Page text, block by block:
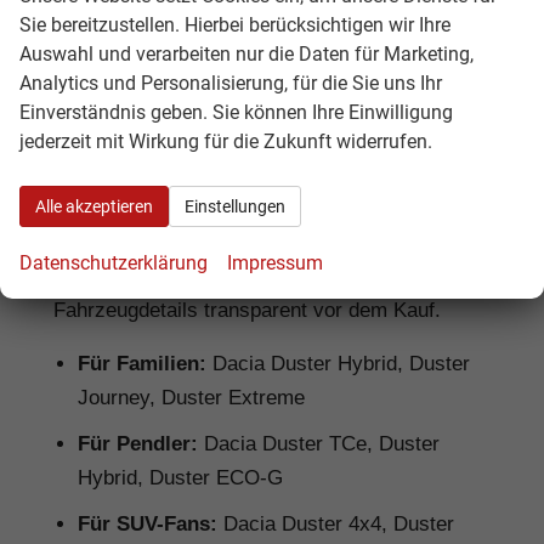
Dacia Duster Reimport: Für wen lohnt
sich das?
Dacia Duster Reimport
besonders für Käufer, die ein robustes SUV mit
gutem Preis-Leistungs-Verhältnis suchen.
Hamburgcars prüft Ausstattung, Motorisierung,
Lieferzeit, Garantiebedingungen und
Fahrzeugdetails transparent vor dem Kauf.
Für Familien: Dacia Duster Hybrid, Duster
Journey, Duster Extreme
Für Pendler: Dacia Duster TCe, Duster
Hybrid, Duster ECO-G
Für SUV-Fans: Dacia Duster 4x4, Duster
Sie bereitzustellen. Hierbei berücksichtigen wir Ihre
Auswahl und verarbeiten nur die Daten für Marketing,
Analytics und Personalisierung, für die Sie uns Ihr
Einverständnis geben. Sie können Ihre Einwilligung
jederzeit mit Wirkung für die Zukunft widerrufen.
Alle akzeptieren Einstellungen
Datenschutzerklärung Impressum